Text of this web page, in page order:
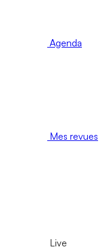
Agenda
Mes revues
Live